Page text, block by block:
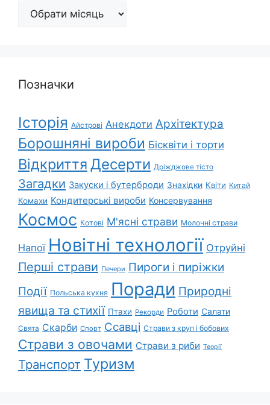
Архіви
Позначки
Історія Айстрові Анекдоти Архітектура
Борошняні вироби Бісквіти і торти
Відкриття Десерти Дріжджове тісто
Загадки Закуски і бутерброди Знахідки Квіти Китай
Комахи Кондитерські вироби Консервування
Космос Котові М'ясні страви Молочні страви
Напої Новітні технології Отруйні
Перші страви Печери Пироги і пиріжки
Події Польська кухня Поради Природні
явища та стихії Птахи Рекорди Роботи Салати
Свята Скарби Спорт Ссавці Страви з круп і бобових
Страви з овочами Страви з риби Теорії
Транспорт Туризм